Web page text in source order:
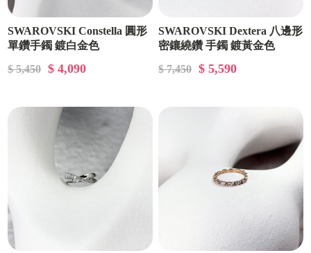
SWAROVSKI Constella 圓形
單鑽手鐲 鍍白金色
$ 5,450
$ 4,090
SWAROVSKI Dextera 八邊形
密鑲繞鑽 手鐲 鍍黃金色
$ 7,450
$ 5,590